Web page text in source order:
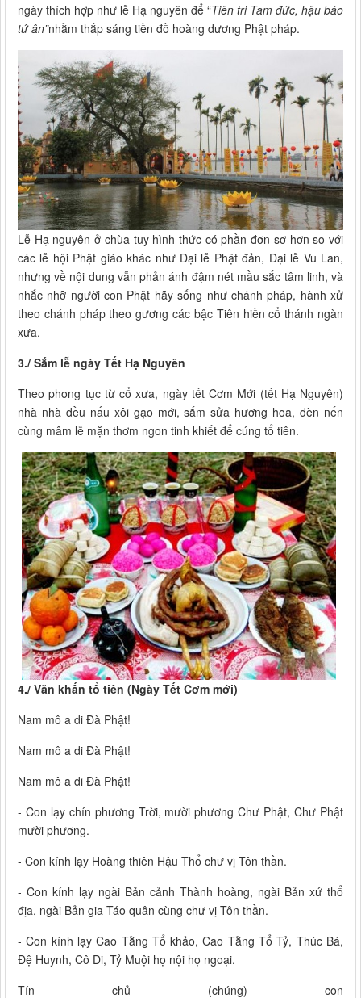
ngày thích hợp như lễ Hạ nguyên để “Tiên tri Tam đức, hậu báo
tứ ân”nhằm thắp sáng tiền đồ hoàng dương Phật pháp.
Lễ Hạ nguyên ở chùa tuy hình thức có phần đơn sơ hơn so với
các lễ hội Phật giáo khác như Đại lễ Phật đản, Đại lễ Vu Lan,
nhưng về nội dung vẫn phản ánh đậm nét mầu sắc tâm linh, và
nhắc nhỡ người con Phật hãy sống như chánh pháp, hành xử
theo chánh pháp theo gương các bậc Tiên hiền cổ thánh ngàn
xưa.
3./ Sắm lễ ngày Tết Hạ Nguyên
Theo phong tục từ cổ xưa, ngày tết Cơm Mới (tết Hạ Nguyên)
nhà nhà đều nấu xôi gạo mới, sắm sửa hương hoa, đèn nến
cùng mâm lễ mặn thơm ngon tinh khiết để cúng tổ tiên.
4./ Văn khấn tổ tiên (Ngày Tết Cơm mới)
Nam mô a di Đà Phật!
Nam mô a di Đà Phật!
Nam mô a di Đà Phật!
- Con lạy chín phương Trời, mười phương Chư Phật, Chư Phật
mười phương.
- Con kính lạy Hoàng thiên Hậu Thổ chư vị Tôn thần.
- Con kính lạy ngài Bản cảnh Thành hoàng, ngài Bản xứ thổ
địa, ngài Bản gia Táo quân cùng chư vị Tôn thần.
- Con kính lạy Cao Tằng Tổ khảo, Cao Tằng Tổ Tỷ, Thúc Bá,
Đệ Huynh, Cô Di, Tỷ Muội họ nội họ ngoại.
Tín chủ (chúng) con